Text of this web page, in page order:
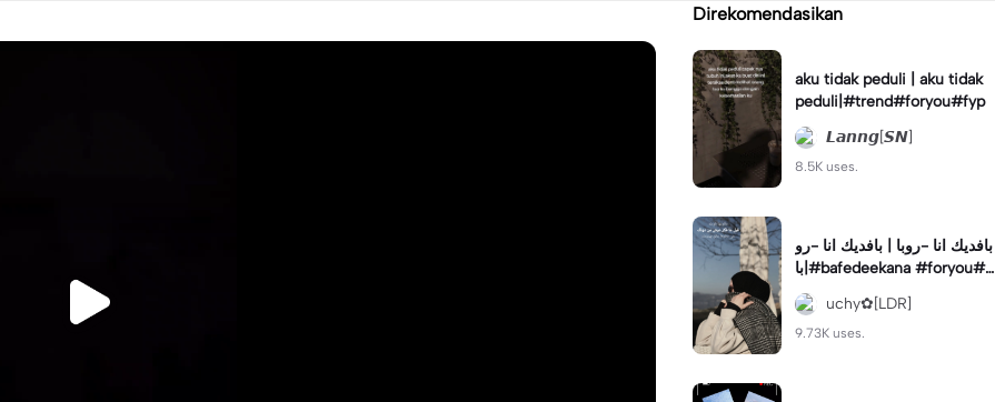
Direkomendasikan
aku tidak peduli | aku tidak
peduli|#trend#foryou#fyp
𝙇𝙖𝙣𝙣𝙜[𝙎𝙉]
8.5K uses.
بافديك انا -روبا | بافديك انا -رو
با|#bafedeekana #foryou#a
rabic#arabicsong#fyp
uchy✿[LDR]
9.73K uses.